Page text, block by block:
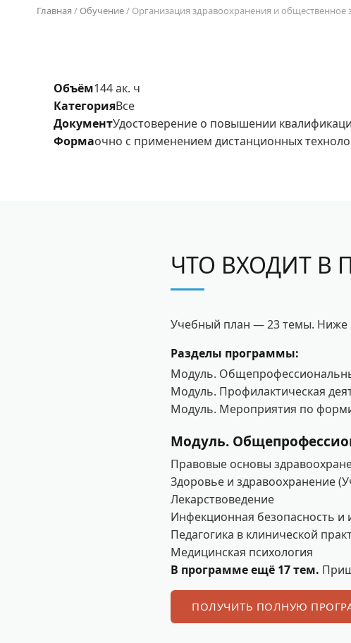
Главная / Обучение/ Организация здравоохранения и общественное
Объём144 ак. ч
КатегорияВсе
ДокументУдостоверение о повышении
Формаочно с применением дистанционных
ЧТО ВХОДИТ В
Учебный план — 23 темы. Ниже
Разделы программы:
Модуль.
Модуль. Профилактическая
Модуль. Мероприятия по
Модуль.
Правовые основы
Здоровье и здравоохранение
Лекарствоведение
Инфекционная безопасность
Педагогика в клинической
Медицинская психология
В программе ещё 17 тем.
ПОЛУЧИТЬ ПОЛНУЮ